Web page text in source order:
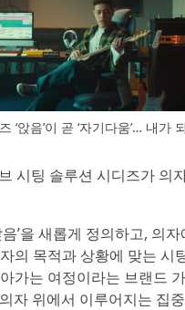
‘앉음’이 곧 ‘자기다움’… 내
시팅 솔루션 시디즈가 의
’을 새롭게 정의하고, 의
의 목적과 상황에 맞는
는 여정이라는 브랜드
자 위에서 이루어지는 집